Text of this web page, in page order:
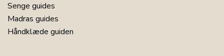
Senge guides
Madras guides
Håndklæde guiden